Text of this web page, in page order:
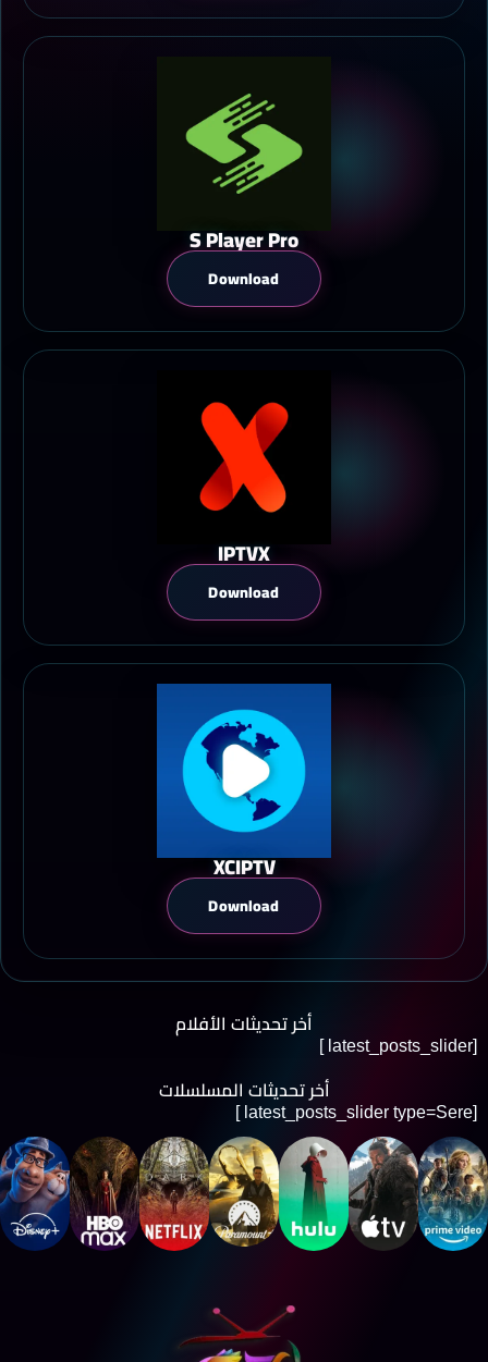
S Player Pro
Download
IPTVX
Download
XCIPTV
Download
أخر تحديثات الأفلام
[latest_posts_slider ]
أخر تحديثات المسلسلات
[latest_posts_slider type=Sere ]